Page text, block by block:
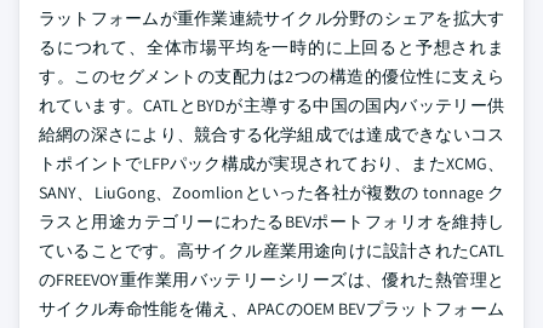
ラットフォームが重作業連続サイクル分野のシェアを拡大す
るにつれて、全体市場平均を一時的に上回ると予想されま
す。このセグメントの支配力は2つの構造的優位性に支えら
れています。CATLとBYDが主導する中国の国内バッテリー供
給網の深さにより、競合する化学組成では達成できないコス
トポイントでLFPパック構成が実現されており、またXCMG、
SANY、LiuGong、Zoomlionといった各社が複数の tonnage ク
ラスと用途カテゴリーにわたるBEVポートフォリオを維持し
ていることです。高サイクル産業用途向けに設計されたCATL
のFREEVOY重作業用バッテリーシリーズは、優れた熱管理と
サイクル寿命性能を備え、APACのOEM BEVプラットフォーム